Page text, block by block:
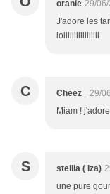
oranie 29/
J'adore les
lolllllllllllllllll
C Cheez_
29/
Miam !
S stellla ( Iza)
une pure